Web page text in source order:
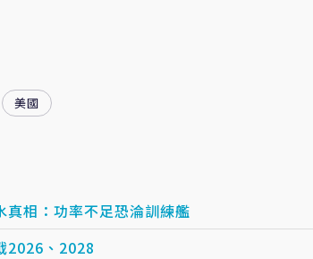
美國
相：功率不足恐淪訓練艦
2026、2028